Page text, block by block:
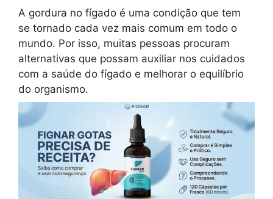
A gordura no fígado é uma condição que tem
se tornado cada vez mais comum em todo o
mundo. Por isso, muitas pessoas procuram
alternativas que possam auxiliar nos cuidados
com a saúde do fígado e melhorar o equilíbrio
do organismo.